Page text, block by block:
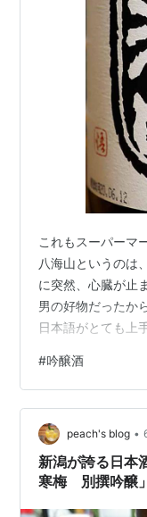
これもスーパーマ
八海山というのは
に突然、心臓が止
男の好物だったか
日本語がとても上
んだが、いつも「
ような顔をしてお
れたが、真夏に無
ぇ・・・秋に予定
ったが必ず行くと
なったんだな。 そ
#吟醸酒
peach's blog •
新潟が誇る日
寒梅 別撰吟醸」